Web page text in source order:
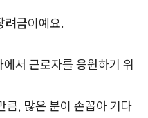
려금이예요.
에서 근로자를 응원하기 위
큼, 많은 분이 손꼽아 기다